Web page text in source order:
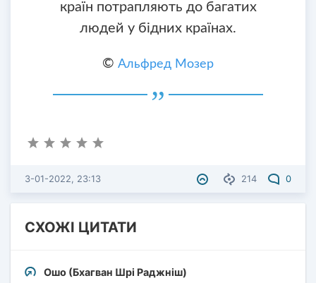
країн потрапляють до багатих
людей у ​​бідних країнах.
© Альфред Мозер
214 0
3-01-2022, 23:13
СХОЖІ ЦИТАТИ
Ошо (Бхагван Шрі Раджніш)